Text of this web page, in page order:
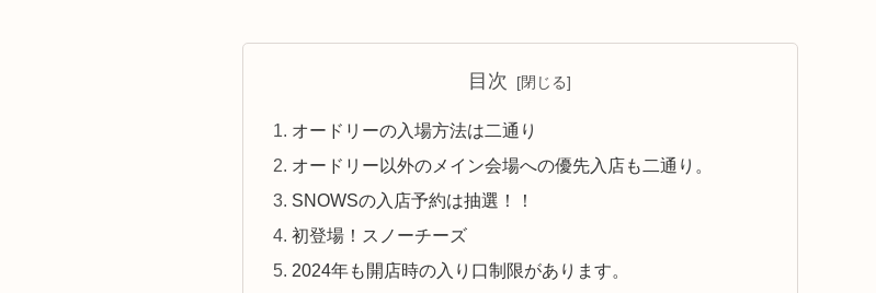
目次
オードリーの入場方法は二通り
オードリー以外のメイン会場への優先入店も二通り。
SNOWSの入店予約は抽選！！
初登場！スノーチーズ
2024年も開店時の入り口制限があります。